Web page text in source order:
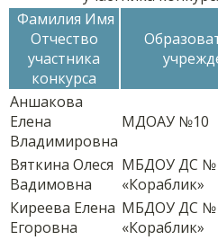
Фамилия Имя
Отчество
участника
конкурса
Аншакова
Елена
Владимировна
МДОАУ №10
Вяткина Олеся
Вадимовна
МБДОУ ДС №
«Кораблик»
Киреева Елена
Егоровна
МБДОУ ДС №
«Кораблик»